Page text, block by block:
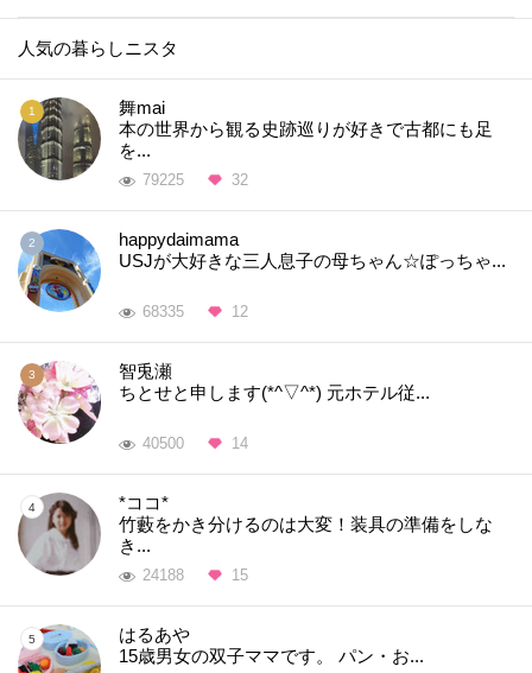
人気の暮らしニスタ
舞mai
本の世界から観る史跡巡りが好きで古都にも足
を...
79225 32
happydaimama
USJが大好きな三人息子の母ちゃん☆ぽっちゃ...
68335 12
智兎瀬
ちとせと申します(*^▽^*) 元ホテル従...
40500 14
*ココ*
竹藪をかき分けるのは大変！装具の準備をしな
き...
24188 15
はるあや
15歳男女の双子ママです。 パン・お...